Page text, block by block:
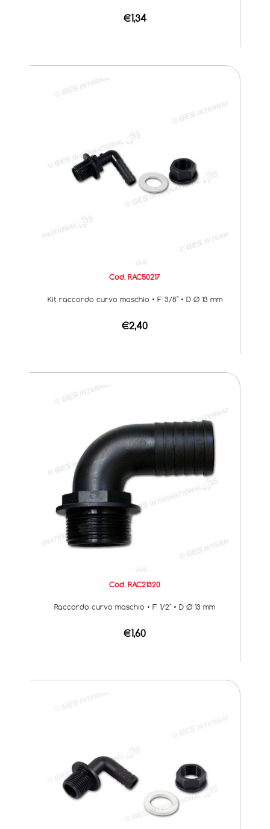
€1,34
Cod. RAC50217
Kit raccordo curvo maschio • F 3/8" • D Ø 13 mm
€2,40
Cod. RAC21320
Raccordo curvo maschio • F 1/2" • D Ø 13 mm
€1,60